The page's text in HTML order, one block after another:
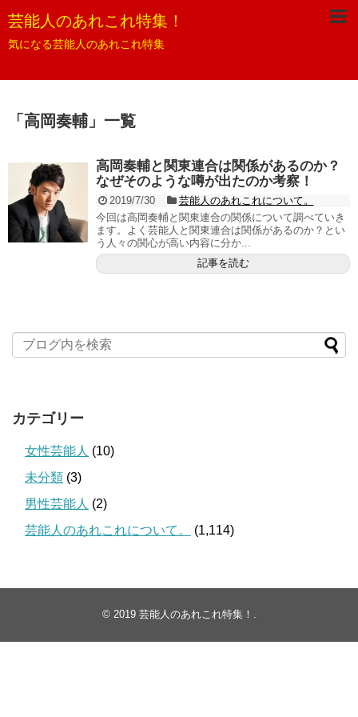
芸能人のあれこれ特集！
気になる芸能人のあれこれ特集
「 高岡奏輔 」 一覧
高岡奏輔と関東連合は関係があるのか？
なぜそのような噂が出たのか考察！
2019/7/30
芸能人のあれこれについて。
今回は高岡奏輔と関東連合の関係について調べていき
ます。よく芸能人と関東連合は関係があるのか？とい
う人々の関心が高い内容に分か...
記事を読む
カテゴリー
女性芸能人 (10)
未分類 (3)
男性芸能人 (2)
芸能人のあれこれについて。
(1,114)
© 2019 芸能人のあれこれ特集！